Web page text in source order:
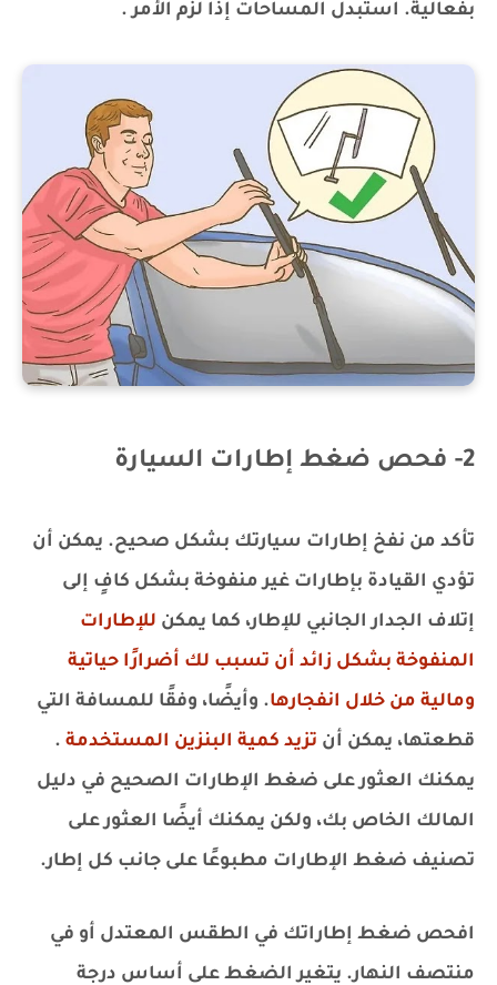
بفعالية. استبدل المساحات إذا لزم الأمر .
2- فحص ضغط إطارات السيارة
تأكد من نفخ إطارات سيارتك بشكل صحيح. يمكن أن
تؤدي القيادة بإطارات غير منفوخة بشكل كافٍ إلى
إتلاف الجدار الجانبي للإطار، كما يمكن للإطارات
المنفوخة بشكل زائد أن تسبب لك أضرارًا حياتية
ومالية من خلال انفجارها. وأيضًا، وفقًا للمسافة التي
قطعتها، يمكن أن تزيد كمية البنزين المستخدمة .
يمكنك العثور على ضغط الإطارات الصحيح في دليل
المالك الخاص بك، ولكن يمكنك أيضًا العثور على
تصنيف ضغط الإطارات مطبوعًا على جانب كل إطار.
افحص ضغط إطاراتك في الطقس المعتدل أو في
منتصف النهار. يتغير الضغط على أساس درجة